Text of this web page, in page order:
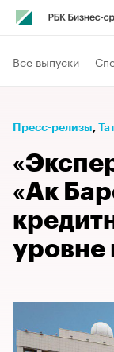
Все выпуски
Пресс-релизы⁠,
«Ак
уровне